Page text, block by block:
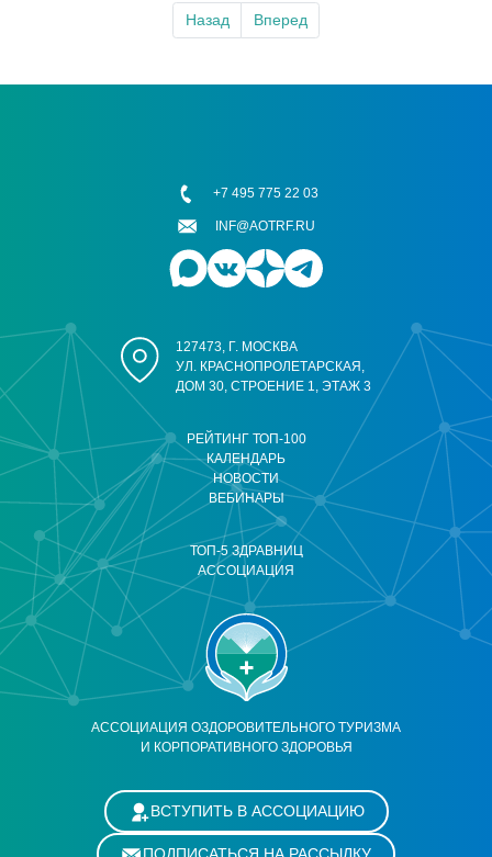
Назад Вперед
АССОЦИАЦИЯ ОЗДОРОВИТЕЛЬНОГО ТУРИЗМА
И КОРПОРАТИВНОГО ЗДОРОВЬЯ
РЕЙТИНГ ТОП-100
КАЛЕНДАРЬ
НОВОСТИ
ВЕБИНАРЫ
ТОП-5 ЗДРАВНИЦ
АССОЦИАЦИЯ
127473, Г. МОСКВА
УЛ. КРАСНОПРОЛЕТАРСКАЯ,
ДОМ 30, СТРОЕНИЕ 1, ЭТАЖ 3
+7 495 775 22 03
INF@AOTRF.RU
ВСТУПИТЬ В АССОЦИАЦИЮ